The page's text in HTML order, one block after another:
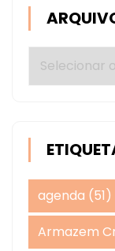
Arquivos
agenda (51)
Armazem